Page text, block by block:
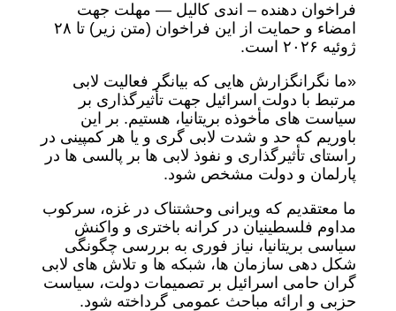
فراخوان دهنده – اندی کالیل — مهلت جهت
امضاء و حمایت از این فراخوان (متن زیر) تا ۲۸
ژوئیه ۲۰۲۶ است.
«ما نگرانگزارش هایی که بیانگر فعالیت لابی
مرتبط با دولت اسرائیل جهت تأثیرگذاری بر
سیاست های مأخوذه بریتانیا، هستیم. بر این
باوریم که حد و شدت لابی گری و یا هر کمپینی در
راستای تأثیرگذاری و نفوذ لابی ها بر پالسی ها در
پارلمان و دولت مشخص شود.
ما معتقدیم که ویرانی وحشتناک در غزه، سرکوب
مداوم فلسطینیان در کرانه باختری و واکنش
سیاسی بریتانیا، نیاز فوری به بررسی چگونگی
شکل دهی سازمان ها، شبکه ها و تلاش های لابی
گران حامی اسرائیل بر تصمیمات دولت، سیاست
حزبی و ارائه مباحث عمومی گرداخته شود.